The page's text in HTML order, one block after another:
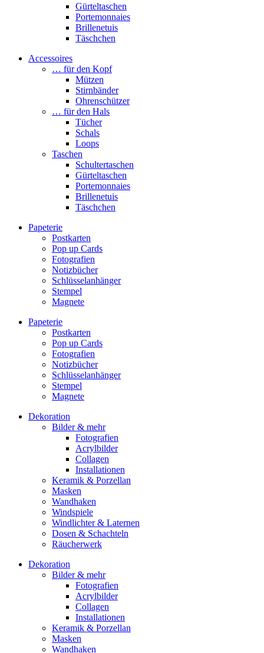
Gürteltaschen
Portemonnaies
Brillenetuis
Täschchen
Accessoires
… für den Kopf
Mützen
Stirnbänder
Ohrenschützer
… für den Hals
Tücher
Schals
Loops
Taschen
Schultertaschen
Gürteltaschen
Portemonnaies
Brillenetuis
Täschchen
Papeterie
Postkarten
Pop up Cards
Fotografien
Notizbücher
Schlüsselanhänger
Stempel
Magnete
Papeterie
Postkarten
Pop up Cards
Fotografien
Notizbücher
Schlüsselanhänger
Stempel
Magnete
Dekoration
Bilder & mehr
Fotografien
Acrylbilder
Collagen
Installationen
Keramik & Porzellan
Masken
Wandhaken
Windspiele
Windlichter & Laternen
Dosen & Schachteln
Räucherwerk
Dekoration
Bilder & mehr
Fotografien
Acrylbilder
Collagen
Installationen
Keramik & Porzellan
Masken
Wandhaken